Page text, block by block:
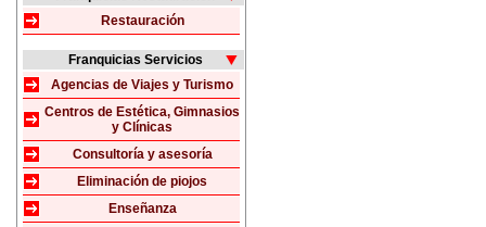
Restauración
Franquicias Servicios
Agencias de Viajes y Turismo
Centros de Estética, Gimnasios
y Clínicas
Consultoría y asesoría
Eliminación de piojos
Enseñanza